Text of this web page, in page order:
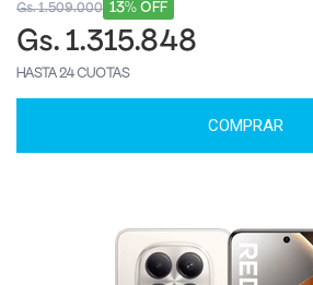
13% OFF
Gs. 1.509.000
Gs. 1.315.848
HASTA 24 CUOTAS
COMPRAR